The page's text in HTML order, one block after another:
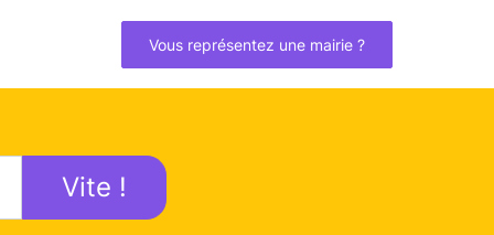
Vous représentez une mairie ?
Vite !